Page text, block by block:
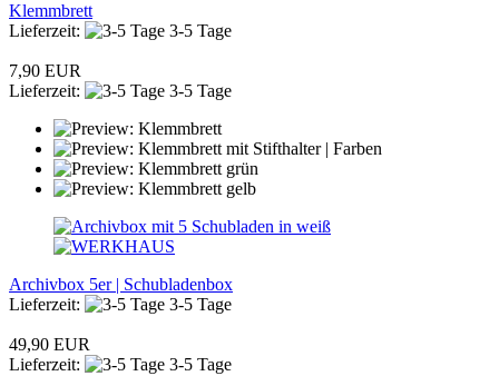
Klemmbrett
Lieferzeit:
3-5 Tage
7,90 EUR
Lieferzeit:
3-5 Tage
Archivbox 5er | Schubladenbox
Lieferzeit:
3-5 Tage
49,90 EUR
Lieferzeit:
3-5 Tage